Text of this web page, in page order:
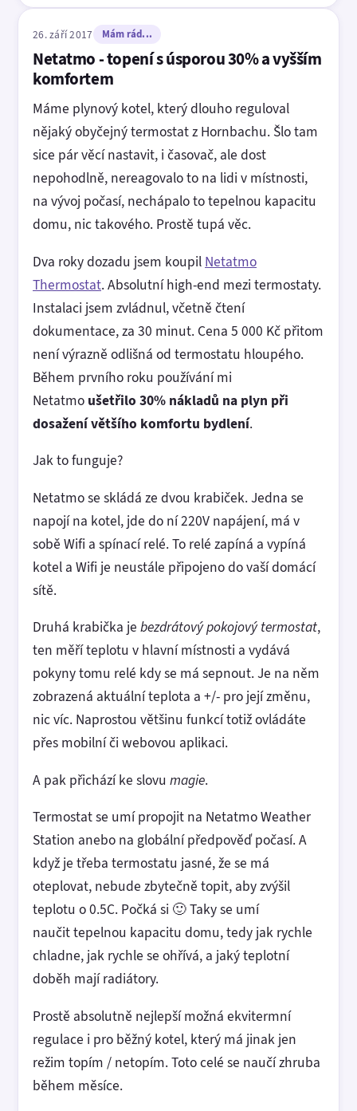
26. září 2017 Mám rád...
Netatmo - topení s úsporou 30% a vyšším
komfortem
Máme plynový kotel, který dlouho reguloval
nějaký obyčejný termostat z Hornbachu. Šlo tam
sice pár věcí nastavit, i časovač, ale dost
nepohodlně, nereagovalo to na lidi v místnosti,
na vývoj počasí, nechápalo to tepelnou kapacitu
domu, nic takového. Prostě tupá věc.
Dva roky dozadu jsem koupil Netatmo
Thermostat. Absolutní high-end mezi termostaty.
Instalaci jsem zvládnul, včetně čtení
dokumentace, za 30 minut. Cena 5 000 Kč přitom
není výrazně odlišná od termostatu hloupého.
Během prvního roku používání mi
Netatmo ušetřilo 30% nákladů na plyn při
dosažení většího komfortu bydlení.
Jak to funguje?
Netatmo se skládá ze dvou krabiček. Jedna se
napojí na kotel, jde do ní 220V napájení, má v
sobě Wifi a spínací relé. To relé zapíná a vypíná
kotel a Wifi je neustále připojeno do vaší domácí
sítě.
Druhá krabička je bezdrátový pokojový termostat,
ten měří teplotu v hlavní místnosti a vydává
pokyny tomu relé kdy se má sepnout. Je na něm
zobrazená aktuální teplota a +/- pro její změnu,
nic víc. Naprostou většinu funkcí totiž ovládáte
přes mobilní či webovou aplikaci.
A pak přichází ke slovu magie.
Termostat se umí propojit na Netatmo Weather
Station anebo na globální předpověď počasí. A
když je třeba termostatu jasné, že se má
oteplovat, nebude zbytečně topit, aby zvýšil
teplotu o 0.5C. Počká si 🙂 Taky se umí
naučit tepelnou kapacitu domu, tedy jak rychle
chladne, jak rychle se ohřívá, a jaký teplotní
doběh mají radiátory.
Prostě absolutně nejlepší možná ekvitermní
regulace i pro běžný kotel, který má jinak jen
režim topím / netopím. Toto celé se naučí zhruba
během měsíce.